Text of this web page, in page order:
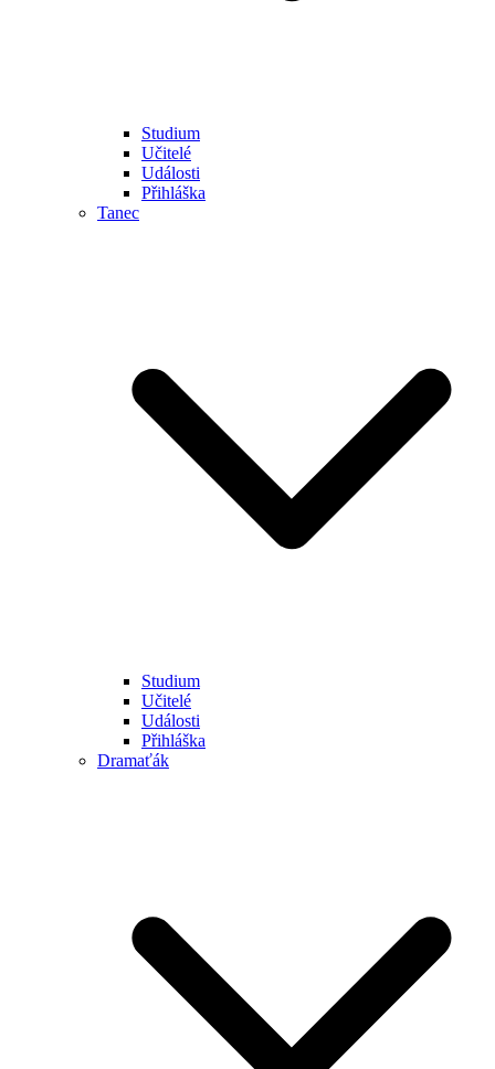
Studium
Učitelé
Události
Přihláška
Tanec
Studium
Učitelé
Události
Přihláška
Dramaťák